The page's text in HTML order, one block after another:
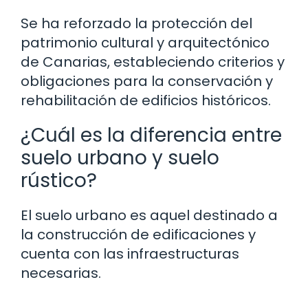
Se ha reforzado la protección del
patrimonio cultural y arquitectónico
de Canarias, estableciendo criterios y
obligaciones para la conservación y
rehabilitación de edificios históricos.
¿Cuál es la diferencia entre
suelo urbano y suelo
rústico?
El suelo urbano es aquel destinado a
la construcción de edificaciones y
cuenta con las infraestructuras
necesarias.